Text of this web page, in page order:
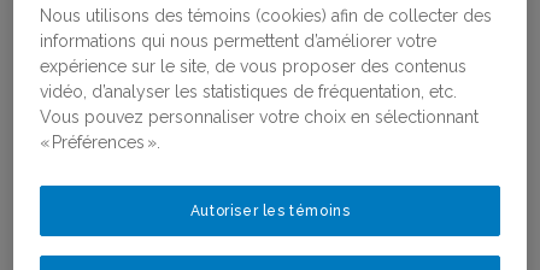
Publications
Toutes les publications
Ligne du temps de l’histoire des femmes au
Québec
Activités
Bourses
Lauréates des bourses
Postdoctorant·e·s du RéQEF
Nous joindre
Nous utilisons des témoins (cookies) afin de collecter des
informations qui nous permettent d’améliorer votre
expérience sur le site, de vous proposer des contenus
vidéo, d’analyser les statistiques de fréquentation, etc.
Vous pouvez personnaliser votre choix en sélectionnant
« Préférences ».
Autoriser les témoins